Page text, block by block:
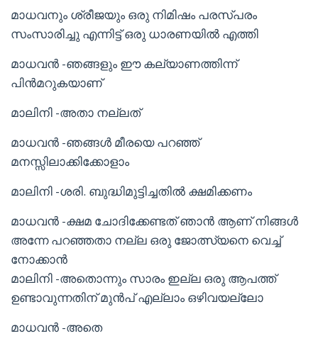
മാധവനും ശ്രീജയും ഒരു നിമിഷം പരസ്പരം
സംസാരിച്ചു എന്നിട്ട് ഒരു ധാരണയിൽ എത്തി
മാധവൻ -ഞങ്ങളും ഈ കല്യാണത്തിന്ന്
പിൻമറുകയാണ്
മാലിനി -അതാ നല്ലത്
മാധവൻ -ഞങ്ങൾ മീരയെ പറഞ്ഞ്
മനസ്സിലാക്കിക്കോളാം
മാലിനി -ശരി. ബുദ്ധിമുട്ടിച്ചതിൽ ക്ഷമിക്കണം
മാധവൻ -ക്ഷമ ചോദിക്കേണ്ടത് ഞാൻ ആണ് നിങ്ങൾ
അന്നേ പറഞ്ഞതാ നല്ല ഒരു ജോത്സ്യനെ വെച്ച്
നോക്കാൻ
മാലിനി -അതൊന്നും സാരം ഇല്ല ഒരു ആപത്ത്
ഉണ്ടാവുന്നതിന് മുൻപ് എല്ലാം ഒഴിവയല്ലോ
മാധവൻ -അതെ